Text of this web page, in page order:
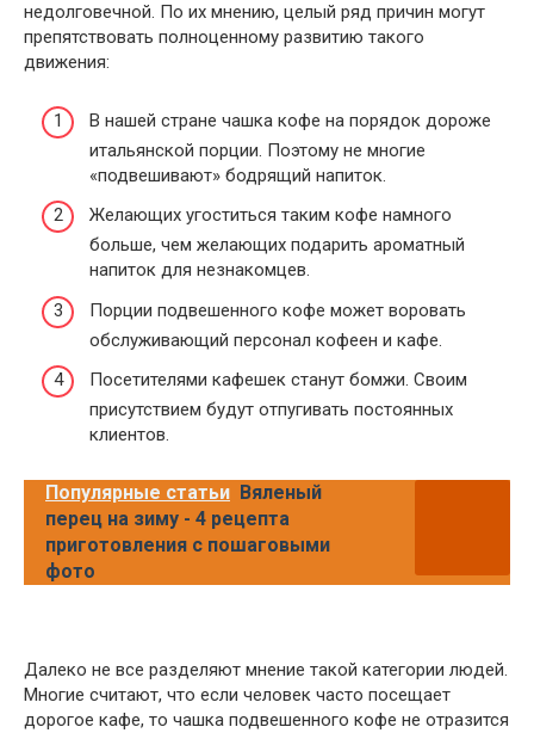
недолговечной. По их мнению, целый ряд причин могут
препятствовать полноценному развитию такого
движения:
В нашей стране чашка кофе на порядок дороже
итальянской порции. Поэтому не многие
«подвешивают» бодрящий напиток.
Желающих угоститься таким кофе намного
больше, чем желающих подарить ароматный
напиток для незнакомцев.
Порции подвешенного кофе может воровать
обслуживающий персонал кофеен и кафе.
Посетителями кафешек станут бомжи. Своим
присутствием будут отпугивать постоянных
клиентов.
Популярные статьи Вяленый
перец на зиму - 4 рецепта
приготовления с пошаговыми
фото
Далеко не все разделяют мнение такой категории людей.
Многие считают, что если человек часто посещает
дорогое кафе, то чашка подвешенного кофе не отразится